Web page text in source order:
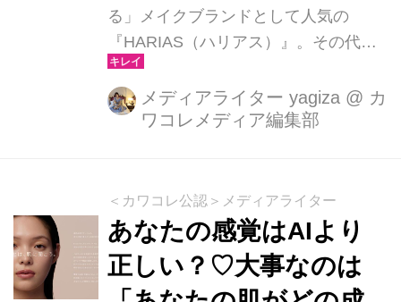
る」メイクブランドとして人気の
『HARIAS（ハリアス）』。その代表
アイテムである薬用クッションファン
デーションは、累計販売数100万個を
突破するほどの大ヒット商品です。こ
ケージで登場。ホリデーシーズンにふ
さわしい、特別感あふれるコフレで
す。
メディアライター yagiza @ カ
ワコレメディア編集部
＜カワコレ公認＞メディアライター
あなたの感覚はAIより
正しい？♡大事なのは